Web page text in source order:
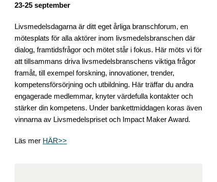
23-25 september
Livsmedelsdagarna är ditt eget årliga branschforum, en
mötesplats för alla aktörer inom livsmedelsbranschen där
dialog, framtidsfrågor och mötet står i fokus. Här möts vi för
att tillsammans driva livsmedelsbranschens viktiga frågor
framåt, till exempel forskning, innovationer, trender,
kompetensförsörjning och utbildning. Här träffar du andra
engagerade medlemmar, knyter värdefulla kontakter och
stärker din kompetens. Under bankettmiddagen koras även
vinnarna av Livsmedelspriset och Impact Maker Award.
Läs mer HÄR>>